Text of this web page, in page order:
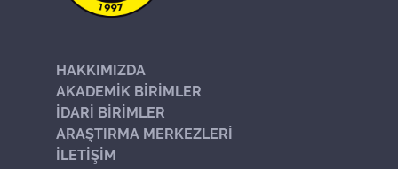
HAKKIMIZDA
AKADEMİK BİRİMLER
İDARİ BİRİMLER
ARAŞTIRMA MERKEZLERİ
İLETİŞİM